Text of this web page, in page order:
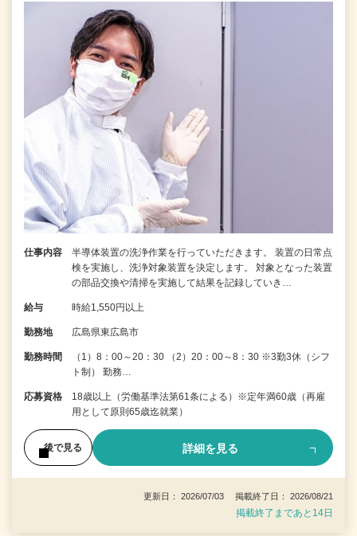
仕事内容
半導体装置の洗浄作業を行っていただきます。 装置の日常点
検を実施し、洗浄対象装置を決定します。 対象となった装置
の部品交換や清掃を実施して結果を記録していき…
給与 時給1,550円以上
勤務地 広島県東広島市
勤務時間
（1）8：00～20：30 （2）20：00～8：30 ※3勤3休（シフ
ト制） 勤務…
応募資格
18歳以上（労働基準法第61条による）※定年満60歳（再雇
用として原則65歳迄就業）
後で見る 詳細を見る
更新日： 2026/07/03 掲載終了日： 2026/08/21
掲載終了まであと14日